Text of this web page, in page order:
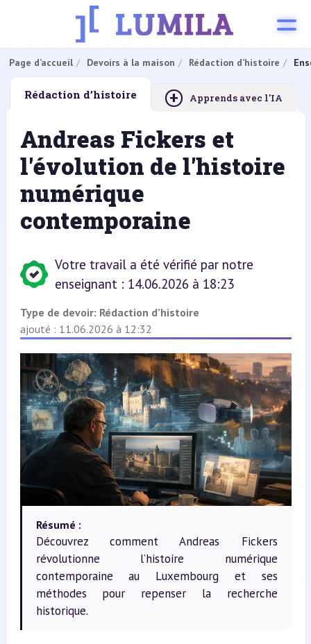
Page d’accueil Devoirs à la maison Rédaction d’histoire
Rédaction d’histoire + Apprends avec l'IA
Andreas Fickers et
l'évolution de l'histoire
numérique
contemporaine
Votre travail a été vérifié par notre
enseignant : 14.06.2026 à 18:23
Type de devoir: Rédaction d’histoire
ajouté : 11.06.2026 à 12:32
Résumé :
Découvrez comment Andreas Fickers
révolutionne l’histoire numérique
contemporaine au Luxembourg et ses
méthodes pour repenser la recherche
historique.